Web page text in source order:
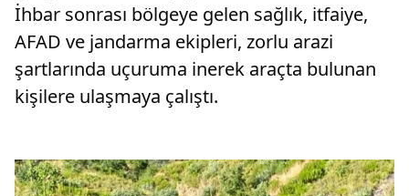
İhbar sonrası bölgeye gelen sağlık, itfaiye,
AFAD ve jandarma ekipleri, zorlu arazi
şartlarında uçuruma inerek araçta bulunan
kişilere ulaşmaya çalıştı.